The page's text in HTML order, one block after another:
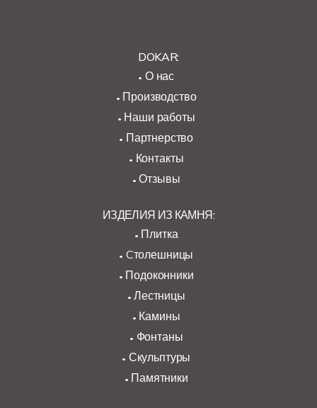
DOKAR:
О нас
Производство
Наши работы
Партнерство
Контакты
Отзывы
ИЗДЕЛИЯ ИЗ КАМНЯ:
Плитка
Cтолешницы
Подоконники
Лестницы
Камины
Фонтаны
Скульптуры
Памятники